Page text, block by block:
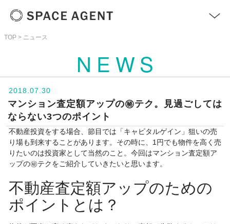
サービス >
ニュース >
お問い合わせ >
TOP ニュース
NEWS
2018.07.30
マンション査定額アップの㊙︎テク。見過ごしては
ならない3つのポイント
不動産投資をする場合、節目では「キャピタルゲイン」狙いの売
り場も到来することがあります。その時に、1円でも物件を高く売
りたいのは投資家として当然のこと。今回はマンション査定額ア
ップの㊙︎テクをご紹介していきたいと思います。
不動産査定額アップのための
ポイントとは？